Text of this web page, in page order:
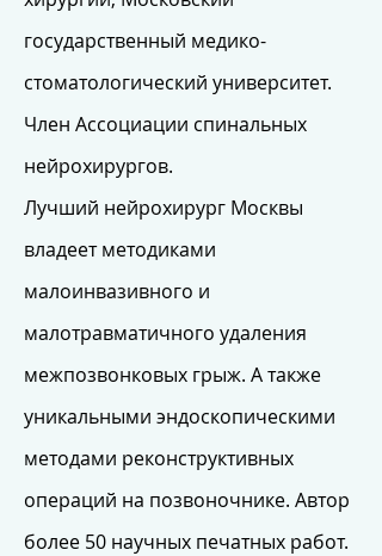
государственный медико-
стоматологический университет.
Член Ассоциации спинальных
нейрохирургов.
Лучший нейрохирург Москвы
владеет методиками
малоинвазивного и
малотравматичного удаления
межпозвонковых грыж. А также
уникальными эндоскопическими
методами реконструктивных
операций на позвоночнике. Автор
более 50 научных печатных работ.